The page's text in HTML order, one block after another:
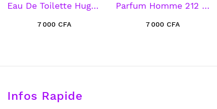
Eau De Toilette Hugo Boss Orange Man 100ml
7 000 CFA
Parfum Homme 212 Men Nyc Carrolina Herrera 100ml
7 000 CFA
Infos Rapide